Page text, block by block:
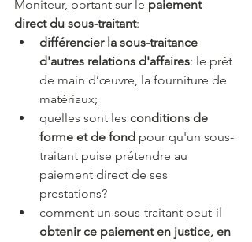
Moniteur, portant sur le paiement
direct du sous-traitant:
différencier la sous-traitance
d'autres relations d'affaires: le prêt
de main d’œuvre, la fourniture de
matériaux;
quelles sont les conditions de
forme et de fond pour qu'un sous-
traitant puise prétendre au
paiement direct de ses
prestations?
comment un sous-traitant peut-il
obtenir ce paiement en justice, en